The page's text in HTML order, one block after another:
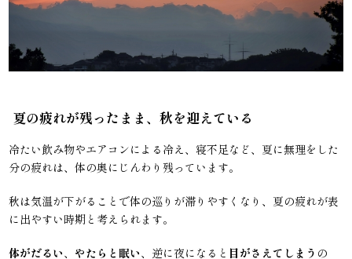
夏の疲れが残ったまま、秋を迎えている
冷たい飲み物やエアコンによる冷え、寝不足など、夏に無理をした
分の疲れは、体の奥にじんわり残っています。
秋は気温が下がることで体の巡りが滞りやすくなり、夏の疲れが表
に出やすい時期と考えられます。
体がだるい、 やたらと眠い、逆に夜になると 目がさえてしまう の